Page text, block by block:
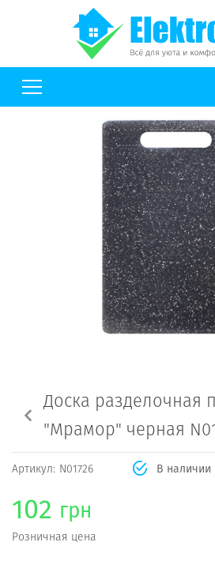
Доска разделочная
"Мрамор" черная
Артикул: N01726 В наличии
102 грн
Розничная цена